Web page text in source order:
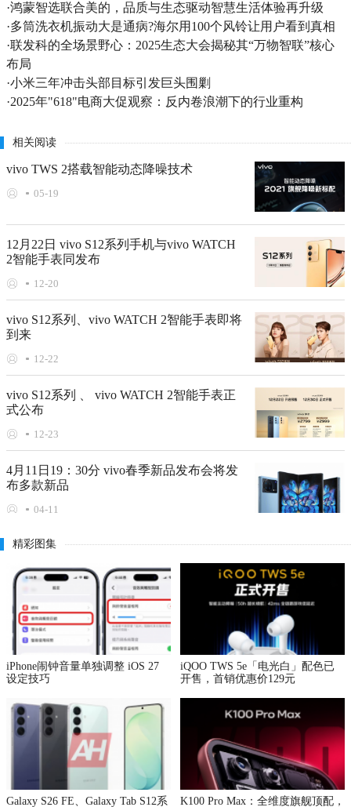
·鸿蒙智选联合美的，品质与生态驱动智慧生活体验再升级
·多筒洗衣机振动大是通病?海尔用100个风铃让用户看到真相
·联发科的全场景野心：2025生态大会揭秘其“万物智联”核心
布局
·小米三年冲击头部目标引发巨头围剿
·2025年"618"电商大促观察：反内卷浪潮下的行业重构
相关阅读
vivo TWS 2搭载智能动态降噪技术
05-19
12月22日 vivo S12系列手机与vivo WATCH
2智能手表同发布
12-20
vivo S12系列、vivo WATCH 2智能手表即将
到来
12-22
vivo S12系列 、 vivo WATCH 2智能手表正
式公布
12-23
4月11日19：30分 vivo春季新品发布会将发
布多款新品
04-11
精彩图集
iPhone闹钟音量单独调整 iOS 27
设定技巧
iQOO TWS 5e「电光白」配色已
开售，首销优惠价129元
Galaxy S26 FE、Galaxy Tab S12系 K100 Pro Max：全维度旗舰顶配，